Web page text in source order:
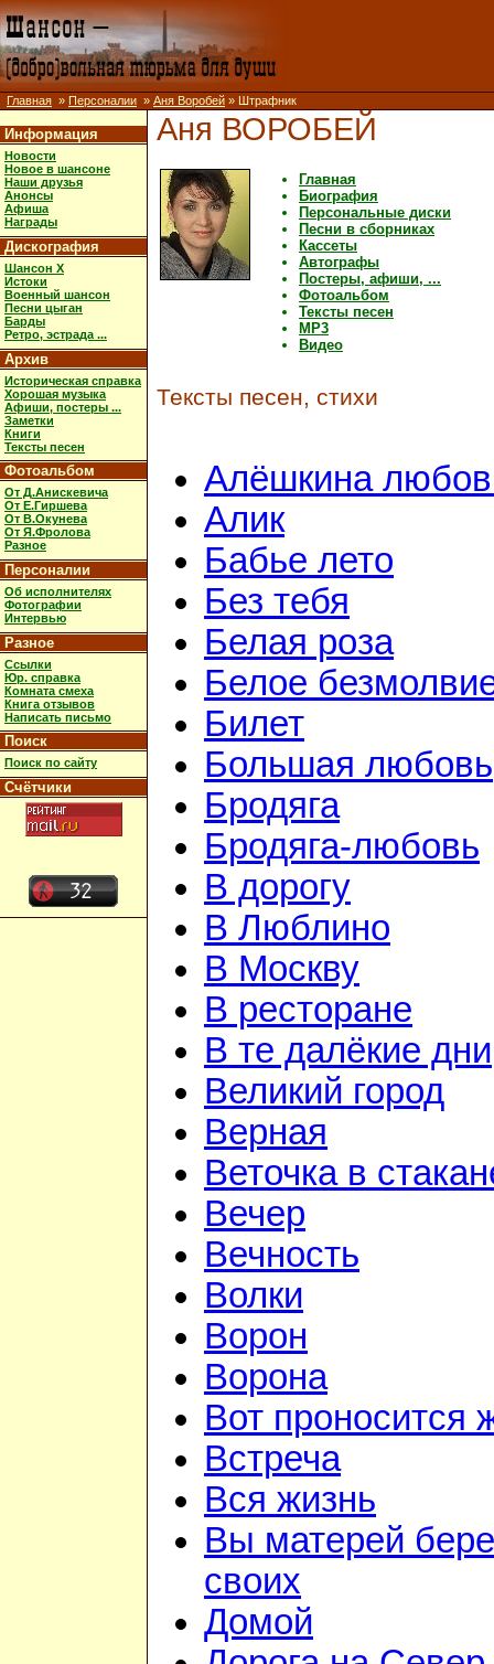
Главная » Персоналии » Аня Воробей » Штрафник
Информация
Новости
Новое в шансоне
Наши друзья
Анонсы
Афиша
Награды
Дискография
Шансон X
Истоки
Военный шансон
Песни цыган
Барды
Ретро, эстрада ...
Архив
Историческая справка
Хорошая музыка
Афиши, постеры ...
Заметки
Книги
Тексты песен
Фотоальбом
От Д.Анискевича
От Е.Гиршева
От В.Окунева
От Я.Фролова
Разное
Персоналии
Об исполнителях
Фотографии
Интервью
Разное
Ссылки
Юр. справка
Комната смеха
Книга отзывов
Написать письмо
Поиск
Поиск по сайту
Счётчики
Аня ВОРОБЕЙ
Главная
Биография
Персональные диски
Песни в сборниках
Кассеты
Автографы
Постеры, афиши, ...
Фотоальбом
Тексты песен
MP3
Видео
Тексты песен, стихи
Алёшкина
Алик
Бабье лето
Без тебя
Белая роза
Белое
Билет
Большая любовь
Бродяга
Бродяга-любовь
В дорогу
В Люблино
В Москву
В ресторане
В те далёкие дни
Великий город
Верная
Веточка в
Вечер
Вечность
Волки
Ворон
Ворона
Вот проносится
Встреча
Вся жизнь
Вы матерей
своих
Домой